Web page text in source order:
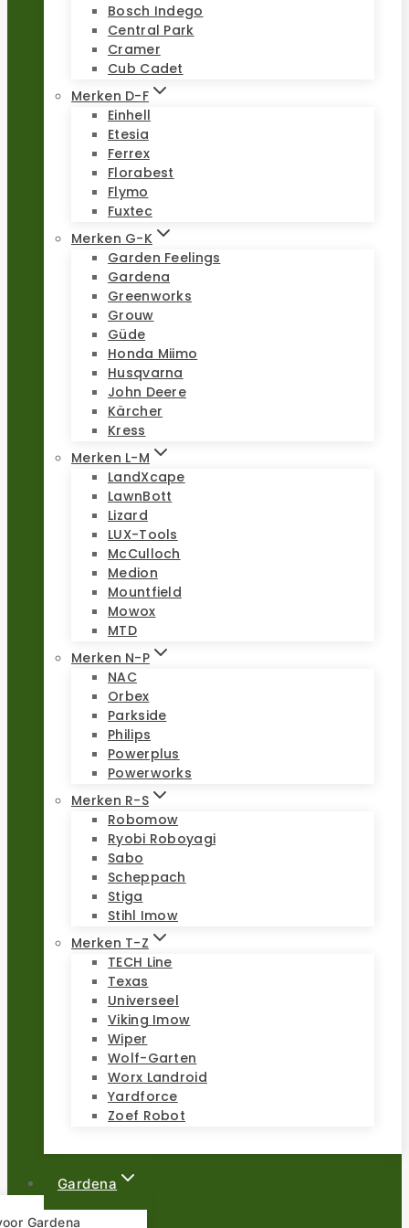
Bosch Indego
Central Park
Cramer
Cub Cadet
Merken D-F
Einhell
Etesia
Ferrex
Florabest
Flymo
Fuxtec
Merken G-K
Garden Feelings
Gardena
Greenworks
Grouw
Güde
Honda Miimo
Husqvarna
John Deere
Kärcher
Kress
Merken L-M
LandXcape
LawnBott
Lizard
LUX-Tools
McCulloch
Medion
Mountfield
Mowox
MTD
Merken N-P
NAC
Orbex
Parkside
Philips
Powerplus
Powerworks
Merken R-S
Robomow
Ryobi Roboyagi
Sabo
Scheppach
Stiga
Stihl Imow
Merken T-Z
TECH Line
Texas
Universeel
Viking Imow
Wiper
Wolf-Garten
Worx Landroid
Yardforce
Zoef Robot
Gardena
Gardena